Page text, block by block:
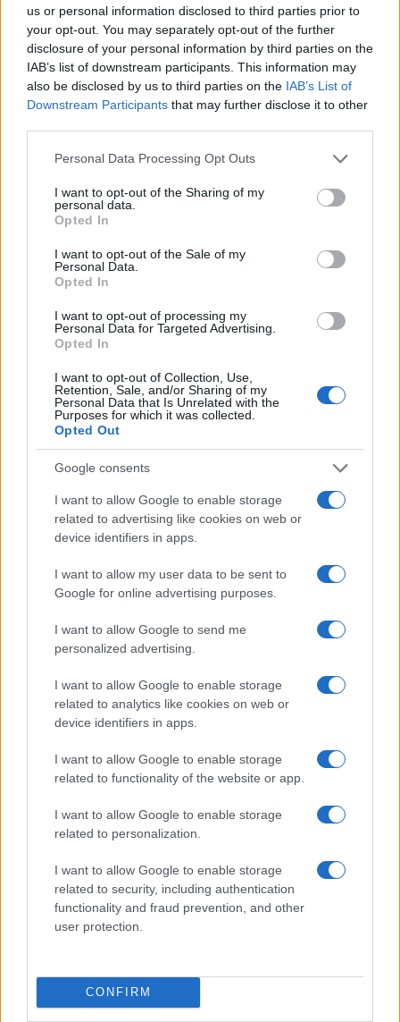
us or personal information disclosed to third parties prior to
your opt-out. You may separately opt-out of the further
disclosure of your personal information by third parties on the
IAB’s list of downstream participants. This information may
also be disclosed by us to third parties on the IAB’s List of
Downstream Participants that may further disclose it to other
Please note that this website/app uses one or more Google
not limited to your visit or usage behaviour. You may click to
grant or deny consent to Google and its third-party tags to
use your data for below specified purposes in below Google
consent section.
Personal Data Processing Opt Outs
I want to opt-out of the Sharing of my
personal data.
Opted In
I want to opt-out of the Sale of my
Personal Data.
Opted In
I want to opt-out of processing my
Personal Data for Targeted Advertising.
Opted In
I want to opt-out of Collection, Use,
Retention, Sale, and/or Sharing of my
Personal Data that Is Unrelated with the
Purposes for which it was collected.
Opted Out
Google consents
I want to allow Google to enable storage
related to advertising like cookies on web or
device identifiers in apps.
I want to allow my user data to be sent to
Google for online advertising purposes.
I want to allow Google to send me
personalized advertising.
I want to allow Google to enable storage
related to analytics like cookies on web or
device identifiers in apps.
I want to allow Google to enable storage
related to functionality of the website or app.
I want to allow Google to enable storage
related to personalization.
I want to allow Google to enable storage
related to security, including authentication
functionality and fraud prevention, and other
user protection.
CONFIRM
Look da ufficio estate 2026: consigli per un
abbigliamento fresco e professionale
Cristian Castiglioni · 7 Ago 2026
LIFESTYLE
Magna Pars Milano: un’esperienza olfattiva unica in un
Matteo Pellegrino · 7 Ago 2026
Dove si terrà Vogue World nel 2027: la scelta di San